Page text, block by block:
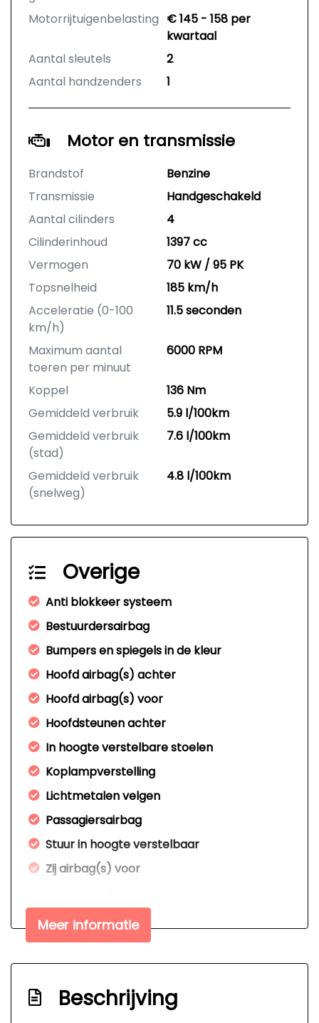
Motorrijtuigenbelasting € 145 - 158 per
kwartaal
Aantal sleutels
2
Aantal handzenders
1
Motor en transmissie
Brandstof
Benzine
Transmissie
Handgeschakeld
Aantal cilinders
4
Cilinderinhoud
1397 cc
Vermogen
70 kW / 95 PK
Topsnelheid
185 km/h
Acceleratie (0-100
km/h)
11.5 seconden
Maximum aantal
toeren per minuut
6000 RPM
Koppel
136 Nm
Gemiddeld verbruik
5.9 l/100km
Gemiddeld verbruik
(stad)
7.6 l/100km
Gemiddeld verbruik
(snelweg)
4.8 l/100km
Overige
Anti blokkeer systeem
Bestuurdersairbag
Bumpers en spiegels in de kleur
Hoofd airbag(s) achter
Hoofd airbag(s) voor
Hoofdsteunen achter
In hoogte verstelbare stoelen
Koplampverstelling
Lichtmetalen velgen
Passagiersairbag
Stuur in hoogte verstelbaar
Zij airbag(s) voor
Interieur
Achterbank in delen neerklapbaar
Stuurbekrachtiging
Meer informatie
Beschrijving